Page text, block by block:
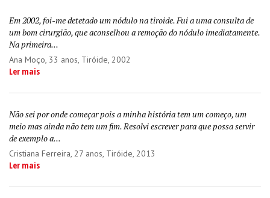
Em 2002, foi-me detetado um nódulo na tiroide. Fui a uma consulta de
um bom cirurgião, que aconselhou a remoção do nódulo imediatamente.
Na primeira...
Ana Moço, 33 anos, Tiróide, 2002
Ler mais
Não sei por onde começar pois a minha história tem um começo, um
meio mas ainda não tem um fim. Resolvi escrever para que possa servir
de exemplo a...
Cristiana Ferreira, 27 anos, Tiróide, 2013
Ler mais